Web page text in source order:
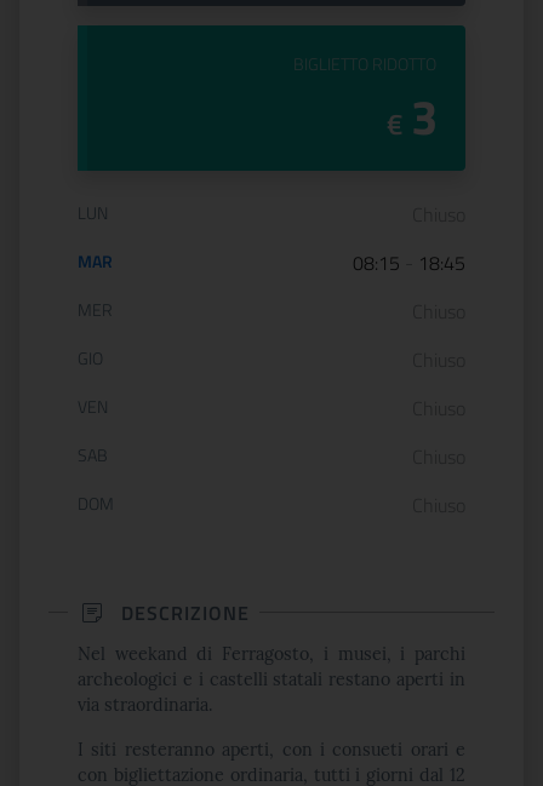
PREZZO DEL
BIGLIETTO RIDOTTO
€ 3
Orario di apertura:
LUN
MAR 08:15 18:45
MER
GIO
VEN
SAB
DOM
DESCRIZIONE
Nel weekand di Ferragosto, i musei, i parchi
archeologici e i castelli statali restano aperti in
via straordinaria.
I siti resteranno aperti, con i consueti orari e
con bigliettazione ordinaria, tutti i giorni dal 12